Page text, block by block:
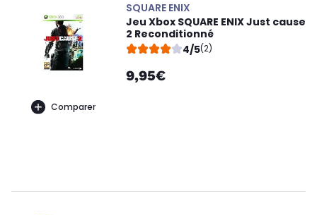
Comparer
SQUARE ENIX
Jeu Xbox SQUARE ENIX Just cause
2 Reconditionné
4/5(2)
9,95€